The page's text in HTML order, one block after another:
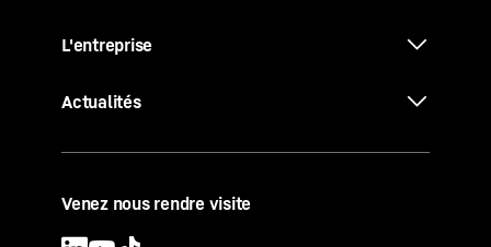
L'entreprise
Actualités
Venez nous rendre visite